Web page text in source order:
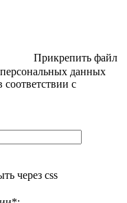
Прикрепить файл
данных
с
через css